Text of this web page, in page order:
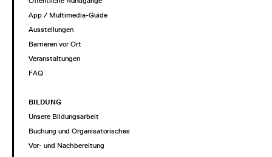
App / Multimedia-Guide
Ausstellungen
Barrieren vor Ort
Veranstaltungen
FAQ
BILDUNG
Unsere Bildungsarbeit
Buchung und Organisatorisches
Vor- und Nachbereitung